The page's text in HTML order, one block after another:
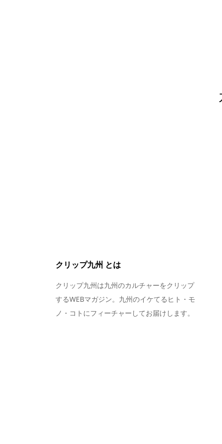
クリップ九州 とは
クリップ九州は九州のカルチャーをクリップ
するWEBマガジン。九州のイケてるヒト・モ
ノ・コトにフィーチャーしてお届けします。